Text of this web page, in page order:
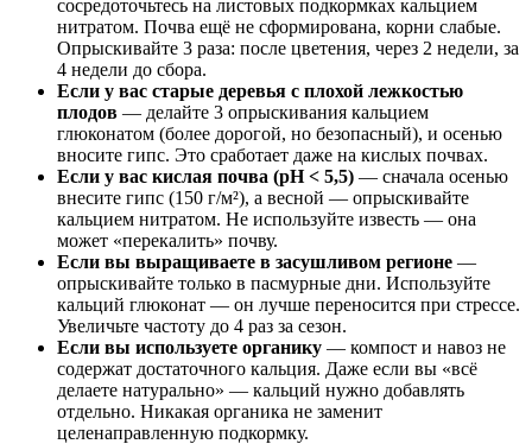
сосредоточьтесь на листовых подкормках кальцием
нитратом. Почва ещё не сформирована, корни слабые.
Опрыскивайте 3 раза: после цветения, через 2 недели, за
4 недели до сбора.
Если у вас старые деревья с плохой лежкостью
плодов — делайте 3 опрыскивания кальцием
глюконатом (более дорогой, но безопасный), и осенью
вносите гипс. Это сработает даже на кислых почвах.
Если у вас кислая почва (pH < 5,5) — сначала осенью
внесите гипс (150 г/м²), а весной — опрыскивайте
кальцием нитратом. Не используйте известь — она
может «перекалить» почву.
Если вы выращиваете в засушливом регионе —
опрыскивайте только в пасмурные дни. Используйте
кальций глюконат — он лучше переносится при стрессе.
Увеличьте частоту до 4 раз за сезон.
Если вы используете органику — компост и навоз не
содержат достаточного кальция. Даже если вы «всё
делаете натурально» — кальций нужно добавлять
отдельно. Никакая органика не заменит
целенаправленную подкормку.